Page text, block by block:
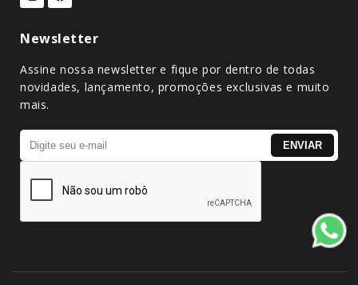
Newsletter
Assine nossa newsletter e fique por dentro de todas
novidades, lançamento, promoções exclusivas e muito
mais.